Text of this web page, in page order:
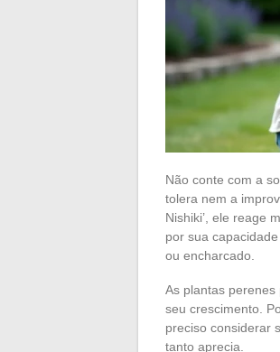
Não conte com a
tolera nem a
Nishiki’, ele reage
por sua
ou encharcado.
As plantas
seu crescimento.
preciso considerar
tanto aprecia.